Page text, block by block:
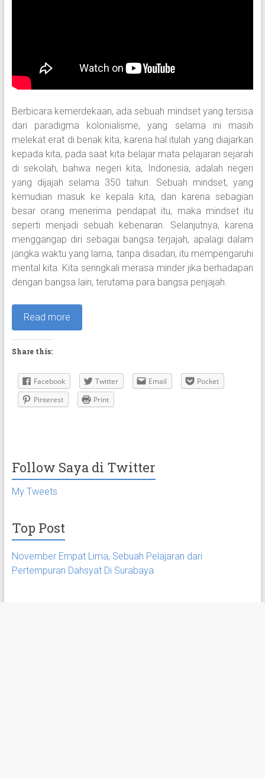
Berbicara kemerdekaan, ada sebuah mindset yang tersisa
dari paradigma kolonialisme, yang selama ini masih
melekat erat di benak kita, karena hal itulah yang diajarkan
kepada kita, pada saat kita belajar mata pelajaran sejarah
di sekolah, bahwa negeri kita, Indonesia, adalah negeri
yang dijajah selama 350 tahun. Sebuah mindset, yang
kemudian masuk ke kepala kita, dan karena sebagian
besar orang menerima pendapat itu, maka mindset itu
seperti menjadi sebuah kebenaran. Selanjutnya, karena
menggangap diri sebagai bangsa terjajah, apalagi dalam
jangka waktu yang lama, tanpa disadari, itu mempengaruhi
mental kita. Kita seringkali merasa minder jika berhadapan
dengan bangsa lain, terutama para bangsa penjajah.
Read more
Share this:
Facebook Twitter Email
Pocket
Pinterest
Print
Follow Saya di Twitter
My Tweets
Top Post
November Empat Lima, Sebuah Pelajaran dari
Pertempuran Dahsyat Di Surabaya